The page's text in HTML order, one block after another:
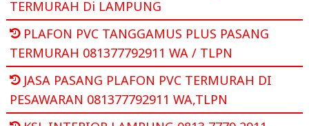
TERMURAH Di LAMPUNG
PLAFON PVC TANGGAMUS PLUS PASANG
TERMURAH 081377792911 WA / TLPN
JASA PASANG PLAFON PVC TERMURAH DI
PESAWARAN 081377792911 WA,TLPN